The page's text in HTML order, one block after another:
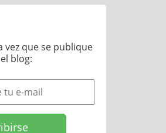
vez que se publique
blog: